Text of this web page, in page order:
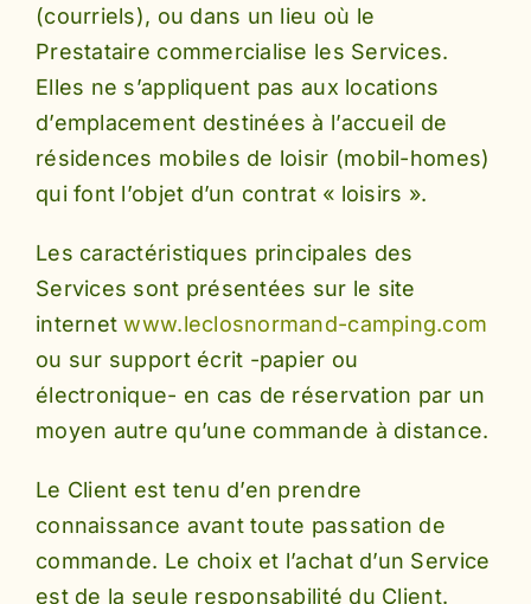
(courriels), ou dans un lieu où le
Prestataire commercialise les Services.
Elles ne s’appliquent pas aux locations
d’emplacement destinées à l’accueil de
résidences mobiles de loisir (mobil-homes)
qui font l’objet d’un contrat « loisirs ».
Les caractéristiques principales des
Services sont présentées sur le site
internetwww.leclosnormand-camping.com
ou sur support écrit -papier ou
électronique- en cas de réservation par un
moyen autre qu’une commande à distance.
Le Client est tenu d’en prendre
connaissance avant toute passation de
commande. Le choix et l’achat d’un Service
est de la seule responsabilité du Client.